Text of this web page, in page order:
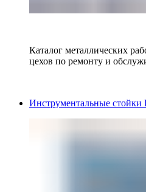
Каталог металлических
цехов по ремонту и
Инструментальные стойки